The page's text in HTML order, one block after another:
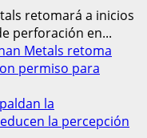
retomará a inicios
perforación en...
Metals retoma
permiso para
la
la percepción